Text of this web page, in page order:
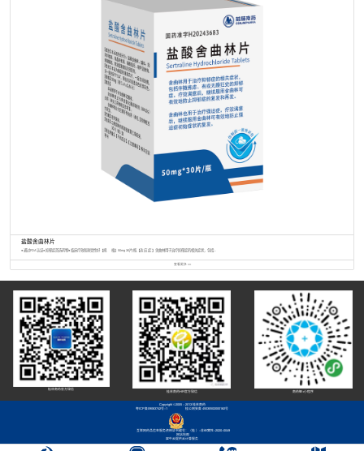
盐酸舍曲林片
● 通过FDA认证● 抑郁症首选药物● 临床疗效和耐受性好【规 格】50mg 30片/瓶【适 应 症 】舍曲林用于治疗抑郁症的相关症状，包括...
查看更多 >>
桂林南药官方微信
桂林南药HR官方微信 南药智+小程序
Copyright ©2005 - 2013 桂林南药
粤ICP备09063742号-1
桂公网安备 45030502000182号
互联网药品信息服务资格证书编号：（桂 ）-非经营性-2020-0049
网站地图
犀牛云提供云计算服务